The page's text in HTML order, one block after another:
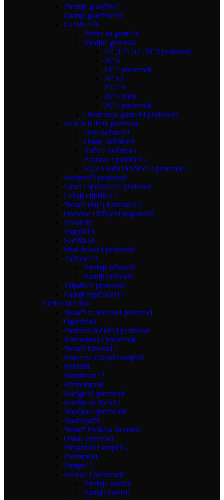
Prednje glavčine7
Zadnje glavčine10
GUME136
Pribor za gume26
Spoljne gume66
12",14",16",18"2 proizvodi
20"0
24"4 proizvodi
26"10
27,5"0
28"/700c8
29"4 proizvodi
Unutrasnje gume44 proizvodi
KOČNICE91 proizvod
Disk kočnice0
Ostale kočnice0
Ručice kočnica5
Paknovi i pločice15
Sajle i bužiri kočnica3 proizvodi
Kormani3 proizvodi
Lanci i spojnice21 proizvod
Ležaji viljuške17
Nosači (lule) kormana15
Osovine i ležajevi pogona20
Pedale29
Pogoni19
Sedišta38
Sitni delovi4 proizvodi
Točkovi13
Prednji točkovi0
Zadnji točkovi0
Viljuške2 proizvodi
Zadnji zupčanici17
OPREMA306
Nosači za telefon1 proizvod
Ogledala0
Pomoćni točkići4 proizvodi
Retrovizori2 proizvodi
Nosači bidona14
Brave za zaključavanje28
Bidoni8
Blatobrani13
Brzinomeri8
Kacige31 proizvod
Sedišta za decu14
Naočare4 proizvodi
Naslanjači8
Nosači bicikala za auto0
Ostala oprema6
Prtljažnici i korpe15
Pulsmetri0
Pumpe15
Svetla43 proizvodi
Prednja svetla0
Zadnja svetla0